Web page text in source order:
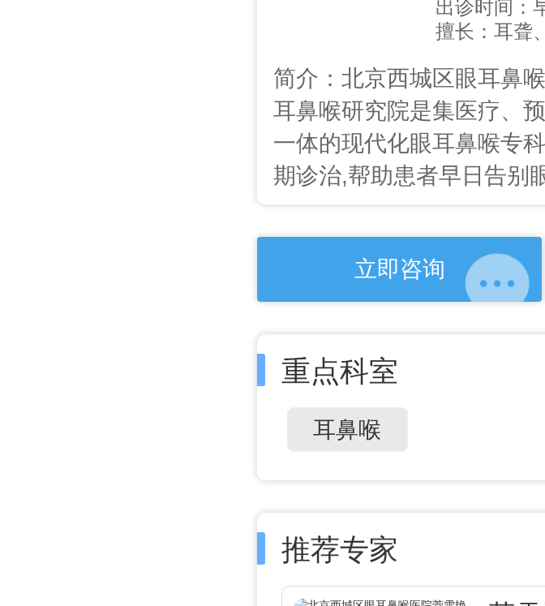
出诊时间：
简介：北京西城区眼耳鼻
耳鼻喉研究院是集医疗、
一体的现代化眼耳鼻喉专
期诊治,帮助患者早日告别
立即咨询
重点科室
耳鼻喉
推荐专家